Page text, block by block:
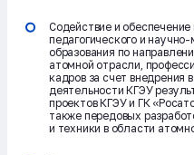
Содействие и
педагогического и
образования по
атомной отрасли,
кадров за счет внедрения
деятельности КГЭУ
проектов КГЭУ и ГК
также передовых
и техники в области